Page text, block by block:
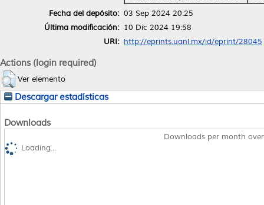
Fecha del depósito: 03 Sep 2024 20:25
Última modificación: 10 Dic 2024 19:58
URI: http://eprints.uanl.mx/id/eprint/28045
Actions (login required)
Ver elemento
Descargar estadísticas
Downloads
Downloads per month
Loading...